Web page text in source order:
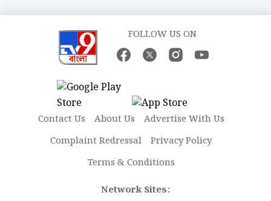
FOLLOW US ON
Contact Us About Us
Advertise With Us
Complaint Redressal
Privacy Policy
Terms & Conditions
Network Sites: